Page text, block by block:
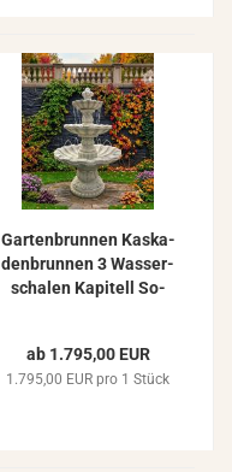
Gar­ten­brun­nen Kas­ka­
den­brun­nen 3 Was­ser­
scha­len Ka­pi­tell So­
ab 1.795,00 EUR
1.795,00 EUR pro 1 Stück